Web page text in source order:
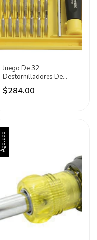
Juego De 32
Destornilladores De
Precisión Combinado
Surtek
$284.00
Agotado